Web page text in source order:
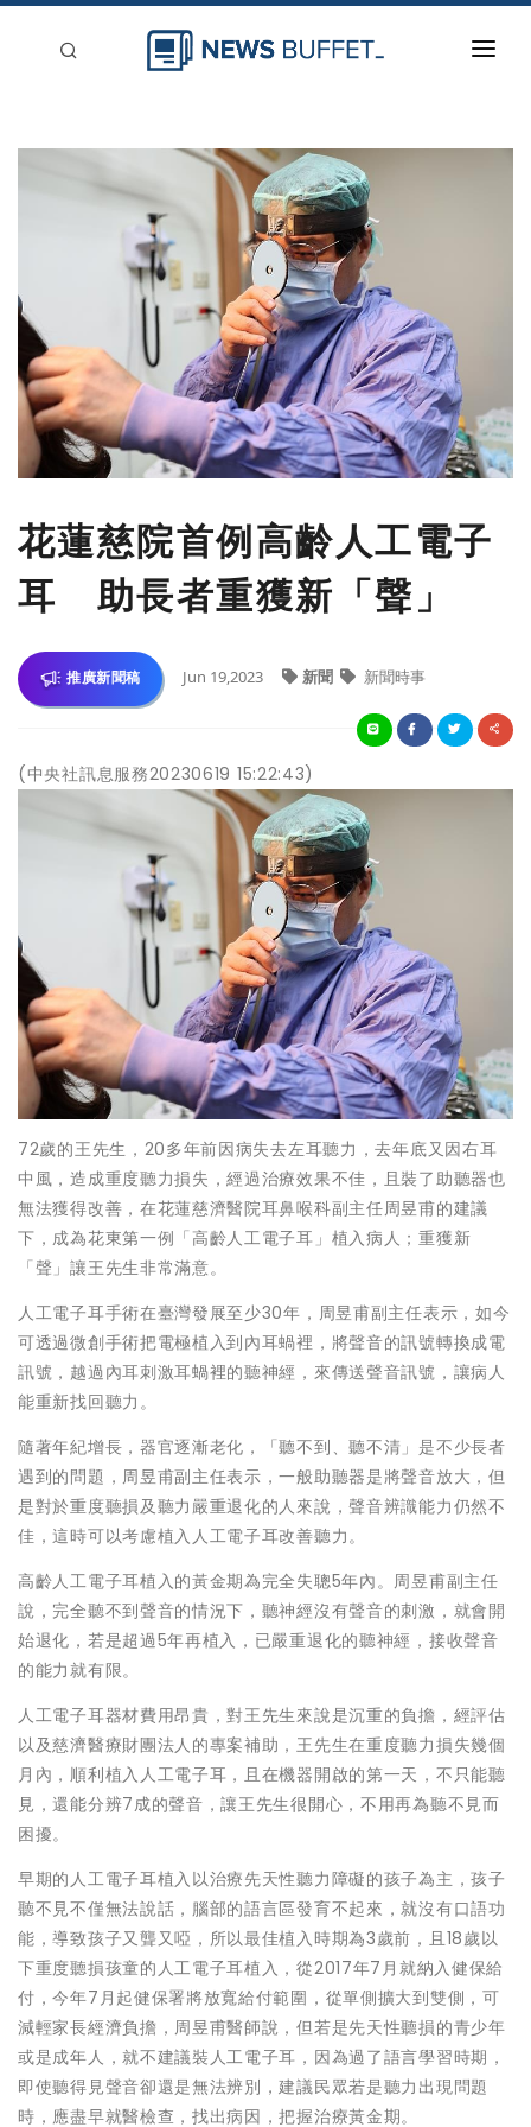
花蓮慈院首例高齡人工電子
耳 助長者重獲新「聲」
推廣新聞稿 Jun 19,2023 新聞 新聞時事
(中央社訊息服務20230619 15:22:43)
72歲的王先生，20多年前因病失去左耳聽力，去年底又因右耳
中風，造成重度聽力損失，經過治療效果不佳，且裝了助聽器也
無法獲得改善，在花蓮慈濟醫院耳鼻喉科副主任周昱甫的建議
下，成為花東第一例「高齡人工電子耳」植入病人；重獲新
「聲」讓王先生非常滿意。
人工電子耳手術在臺灣發展至少30年，周昱甫副主任表示，如今
可透過微創手術把電極植入到內耳蝸裡，將聲音的訊號轉換成電
訊號，越過內耳刺激耳蝸裡的聽神經，來傳送聲音訊號，讓病人
能重新找回聽力。
隨著年紀增長，器官逐漸老化，「聽不到、聽不清」是不少長者
遇到的問題，周昱甫副主任表示，一般助聽器是將聲音放大，但
是對於重度聽損及聽力嚴重退化的人來說，聲音辨識能力仍然不
佳，這時可以考慮植入人工電子耳改善聽力。
高齡人工電子耳植入的黃金期為完全失聰5年內。周昱甫副主任
說，完全聽不到聲音的情況下，聽神經沒有聲音的刺激，就會開
始退化，若是超過5年再植入，已嚴重退化的聽神經，接收聲音
的能力就有限。
人工電子耳器材費用昂貴，對王先生來說是沉重的負擔，經評估
以及慈濟醫療財團法人的專案補助，王先生在重度聽力損失幾個
月內，順利植入人工電子耳，且在機器開啟的第一天，不只能聽
見，還能分辨7成的聲音，讓王先生很開心，不用再為聽不見而
困擾。
早期的人工電子耳植入以治療先天性聽力障礙的孩子為主，孩子
聽不見不僅無法說話，腦部的語言區發育不起來，就沒有口語功
能，導致孩子又聾又啞，所以最佳植入時期為3歲前，且18歲以
下重度聽損孩童的人工電子耳植入，從2017年7月就納入健保給
付，今年7月起健保署將放寬給付範圍，從單側擴大到雙側，可
減輕家長經濟負擔，周昱甫醫師說，但若是先天性聽損的青少年
或是成年人，就不建議裝人工電子耳，因為過了語言學習時期，
即使聽得見聲音卻還是無法辨別，建議民眾若是聽力出現問題
時，應盡早就醫檢查，找出病因，把握治療黃金期。